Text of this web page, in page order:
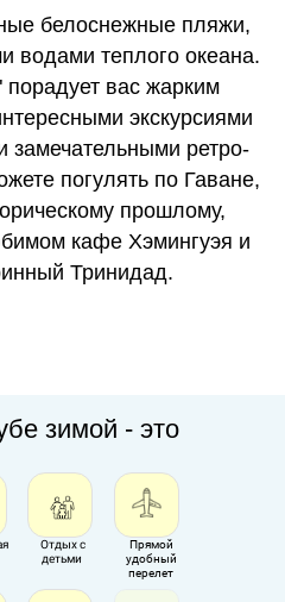
белоснежные пляжи,
водами теплого океана.
вас жарким
экскурсиями
замечательными ретро-
погулять по Гаване,
прошлому,
кафе Хэмингуэя и
Тринидад.
зимой - это
Отдых с
детьми
Прямой
удобный
перелет